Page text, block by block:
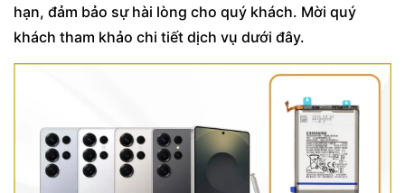
hạn, đảm bảo sự hài lòng cho quý khách. Mời quý
khách tham khảo chi tiết dịch vụ dưới đây.